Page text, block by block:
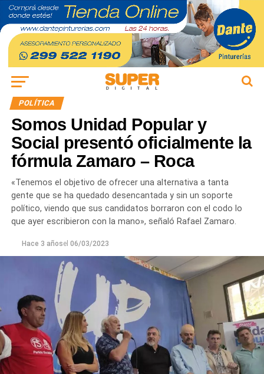
POLÍTICA
Somos Unidad Popular y
Social presentó oficialmente la
fórmula Zamaro – Roca
«Tenemos el objetivo de ofrecer una alternativa a tanta
gente que se ha quedado desencantada y sin un soporte
político, viendo que sus candidatos borraron con el codo lo
que ayer escribieron con la mano», señaló Rafael Zamaro.
Hace 3 añosel 06/03/2023